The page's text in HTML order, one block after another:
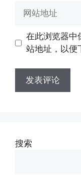
址
址
在此浏览器中
站地址，以便
搜索